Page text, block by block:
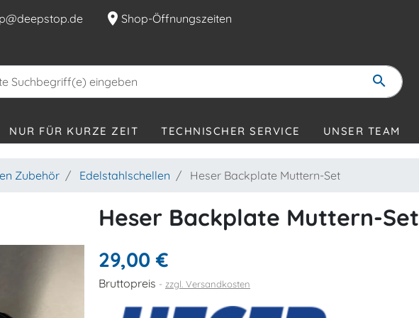
location_on Shop-Öffnungszeiten
search
NUR FÜR KURZE ZEIT TECHNISCHER SERVICE UNSER TEAM
Zubehör Edelstahlschellen Heser Backplate Muttern-Set
Heser Backplate Muttern-Set
29,00 €
Bruttopreis zzgl. Versandkosten